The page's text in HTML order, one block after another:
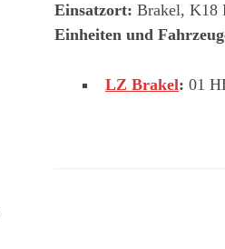
Einsatzort: Brakel, K18
Einheiten und
LZ Brakel: 01